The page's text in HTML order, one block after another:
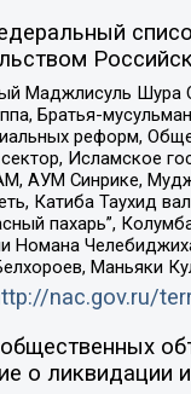
Маджлисуль Шура
Братья-
реформ,
Исламское
АУМ Синрике,
Катиба Таухид
пахарь”,
Номана
Маньяки
nac.gov.ru/
о ликвидации